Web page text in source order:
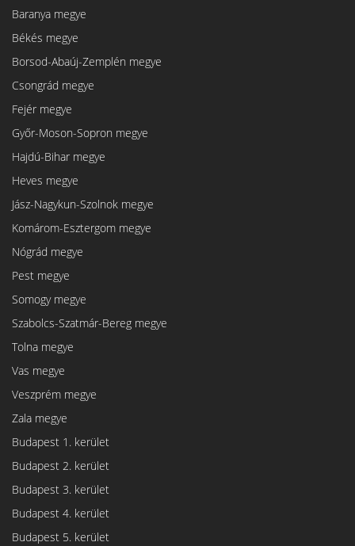
Baranya megye
Békés megye
Borsod-Abaúj-Zemplén megye
Csongrád megye
Fejér megye
Győr-Moson-Sopron megye
Hajdú-Bihar megye
Heves megye
Jász-Nagykun-Szolnok megye
Komárom-Esztergom megye
Nógrád megye
Pest megye
Somogy megye
Szabolcs-Szatmár-Bereg megye
Tolna megye
Vas megye
Veszprém megye
Zala megye
Budapest 1. kerület
Budapest 2. kerület
Budapest 3. kerület
Budapest 4. kerület
Budapest 5. kerület